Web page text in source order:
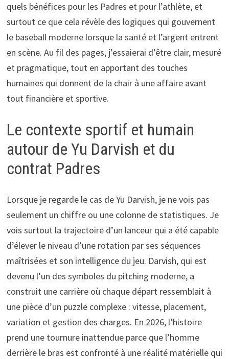
quels bénéfices pour les Padres et pour l’athlète, et
surtout ce que cela révèle des logiques qui gouvernent
le baseball moderne lorsque la santé et l’argent entrent
en scène. Au fil des pages, j’essaierai d’être clair, mesuré
et pragmatique, tout en apportant des touches
humaines qui donnent de la chair à une affaire avant
tout financière et sportive.
Le contexte sportif et humain
autour de Yu Darvish et du
contrat Padres
Lorsque je regarde le cas de Yu Darvish, je ne vois pas
seulement un chiffre ou une colonne de statistiques. Je
vois surtout la trajectoire d’un lanceur qui a été capable
d’élever le niveau d’une rotation par ses séquences
maîtrisées et son intelligence du jeu. Darvish, qui est
devenu l’un des symboles du pitching moderne, a
construit une carrière où chaque départ ressemblait à
une pièce d’un puzzle complexe : vitesse, placement,
variation et gestion des charges. En 2026, l’histoire
prend une tournure inattendue parce que l’homme
derrière le bras est confronté à une réalité matérielle qui